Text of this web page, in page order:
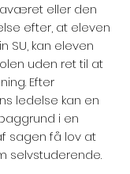
eller den
efter, at eleven
SU, kan eleven
uden ret til at
Efter
ledelse kan en
i en
sagen få lov at
selvstuderende.